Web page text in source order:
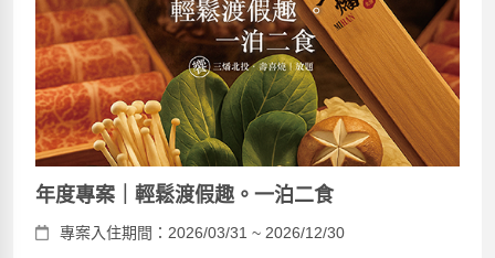
年度專案｜輕鬆渡假趣。一泊二食
專案入住期間：2026/03/31 ~ 2026/12/30